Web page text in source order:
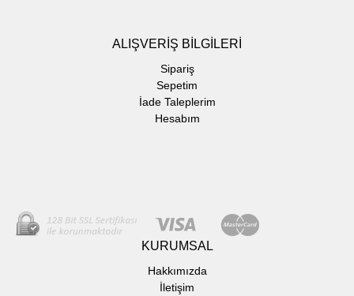
ALIŞVERİŞ BİLGİLERİ
Sipariş
Sepetim
İade Taleplerim
Hesabım
KURUMSAL
Hakkımızda
İletişim